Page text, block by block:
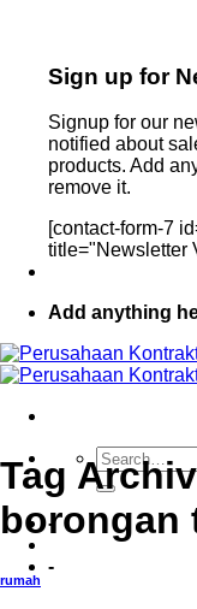
Sign up for
Signup for our
notified about
products. Add
remove it.
[contact-form-7
title="Newsletter
Add anything
-
-
Tag
borongan
rumah